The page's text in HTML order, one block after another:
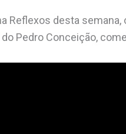
Reflexos desta semana,
Pedro Conceição,